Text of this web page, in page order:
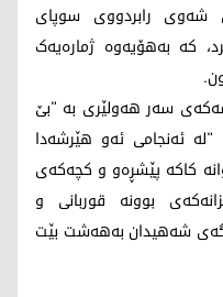
شەوی رابردووی سوپای
کە بەهۆیەوە ژمارەیەک
سەر هەولێری بە "بێ
"لە ئەنجامی ئەو ‌هێرشەدا
کاکە پێشڕەو و کچەکەی
بوونە قوربانی و
شەهیدان بەهەشت بێت